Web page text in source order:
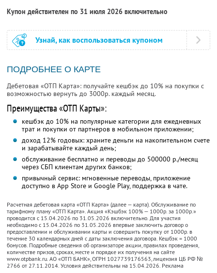
Купон действителен по 31 июля 2026 включительно
Узнай, как воспользоваться купоном
ПОДРОБНЕЕ О КАРТЕ
Дебетовая «ОТП Карта»: получайте кешбэк до 10% на покупки с
возможностью вернуть до 3000р. каждый месяц.
Преимущества «ОТП Карты»:
кешбэк до 10% на популярные категории для ежедневных
трат и покупки от партнеров в мобильном приложении;
доход 12% годовых: храните деньги на накопительном счете
и зарабатывайте каждый день;
обслуживание бесплатно и переводы до 500000 р./месяц
через СБП клиентам других банков;
привычный сервис: мгновенные переводы, приложение
доступно в App Store и Google Play, поддержка в чате.
Расчетная дебетовая карта «ОТП Карта» (далее — карта). Обслуживание по
тарифному плану «ОТП Карта». Акция «Кэшбэк 100% — 1000р. за 1000р.»
проводится с 15.04.2026 по 31.05.2026 включительно. Для участия
необходимо с 15.04.2026 по 31.05.2026 впервые заключить договор о
предоставлении и обслуживании карты и совершить покупку от 1000р. в
течение 30 календарных дней с даты заключения договора. Кешбэк = 1000
бонусов. Подробные сведения об организаторе акции, правилах проведения,
количестве призов, сроках, месте и порядке их получения на сайте
www.otpbank.ru. АО «ОТП БАНК», ОГРН 1027739176563, лицензия ЦБ РФ №
2766 от 27.11.2014. Условия действительны на 15.04.2026. Реклама